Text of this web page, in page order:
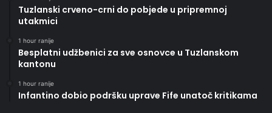
Tuzlanski crveno-crni do pobjede u pripremnoj
utakmici
1 hour ranije
Besplatni udžbenici za sve osnovce u Tuzlanskom
kantonu
1 hour ranije
Infantino dobio podršku uprave Fife unatoč kritikama